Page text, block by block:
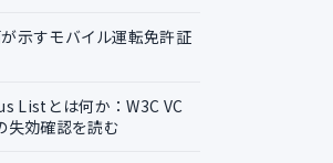
示すモバイル運転免許証
Listとは何か：W3C VC
効確認を読む